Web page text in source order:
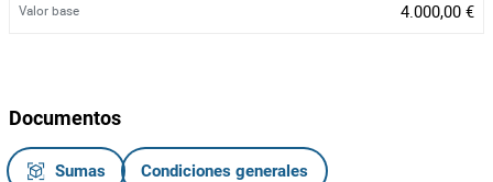
Valor base 4.000,00 €
Documentos
Sumas Condiciones generales